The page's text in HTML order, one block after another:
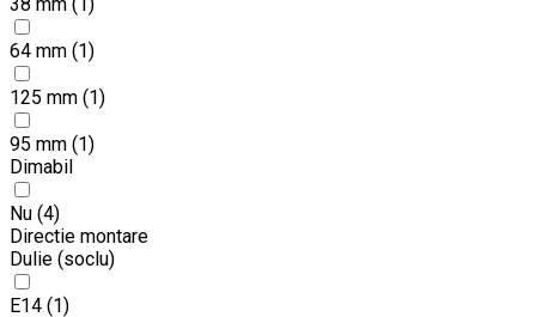
38 mm (1)
64 mm (1)
125 mm (1)
95 mm (1)
Dimabil
Nu (4)
Directie montare
Dulie (soclu)
E14 (1)